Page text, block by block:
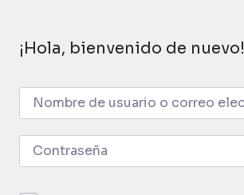
¡Hola, bienvenido de nuevo!